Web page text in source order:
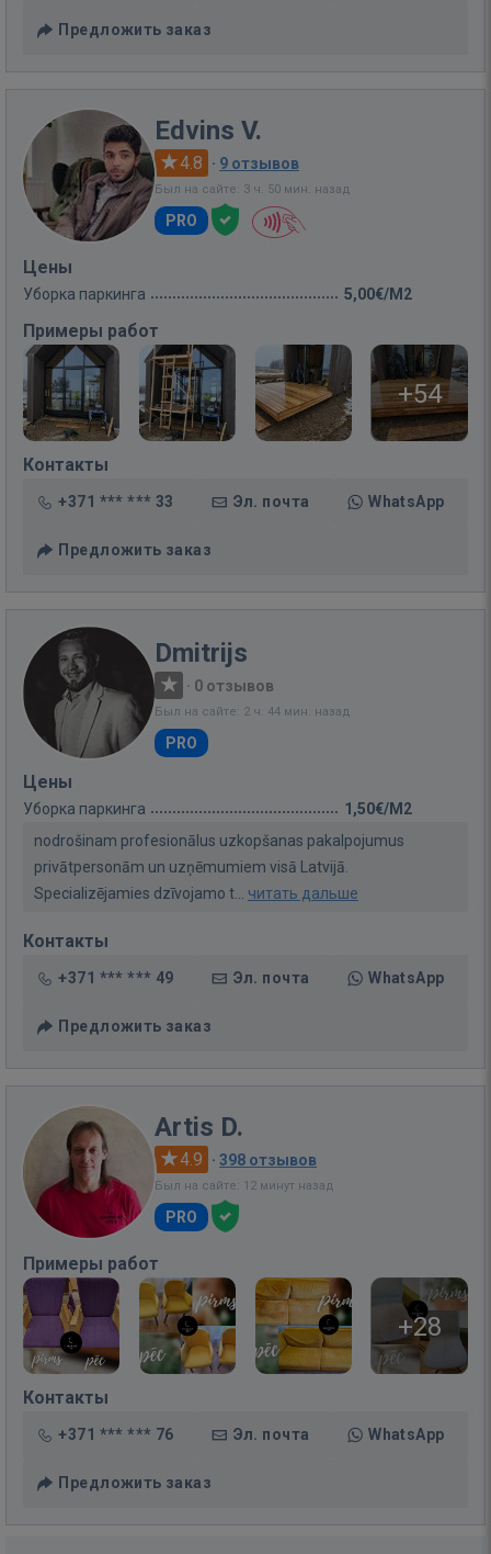
Предложить заказ
Edvins V.
4.8 · 9 отзывов
Был на сайте: 3 ч. 50 мин. назад
PRO
Цены
Уборка паркинга 5,00€/M2
Примеры работ
+54
Контакты
+371 *** *** 33 Эл. почта WhatsApp
Предложить заказ
Dmitrijs
· 0 отзывов
Был на сайте: 2 ч. 44 мин. назад
PRO
Цены
Уборка паркинга
1,50€/M2
nodrošinam profesionālus uzkopšanas pakalpojumus
privātpersonām un uzņēmumiem visā Latvijā.
Specializējamies dzīvojamo t... читать дальше
Контакты
+371 *** *** 49 Эл. почта WhatsApp
Предложить заказ
Artis D.
4.9 · 398 отзывов
Был на сайте: 12 минут назад
PRO
Примеры работ
+28
Контакты
+371 *** *** 76 Эл. почта WhatsApp
Предложить заказ